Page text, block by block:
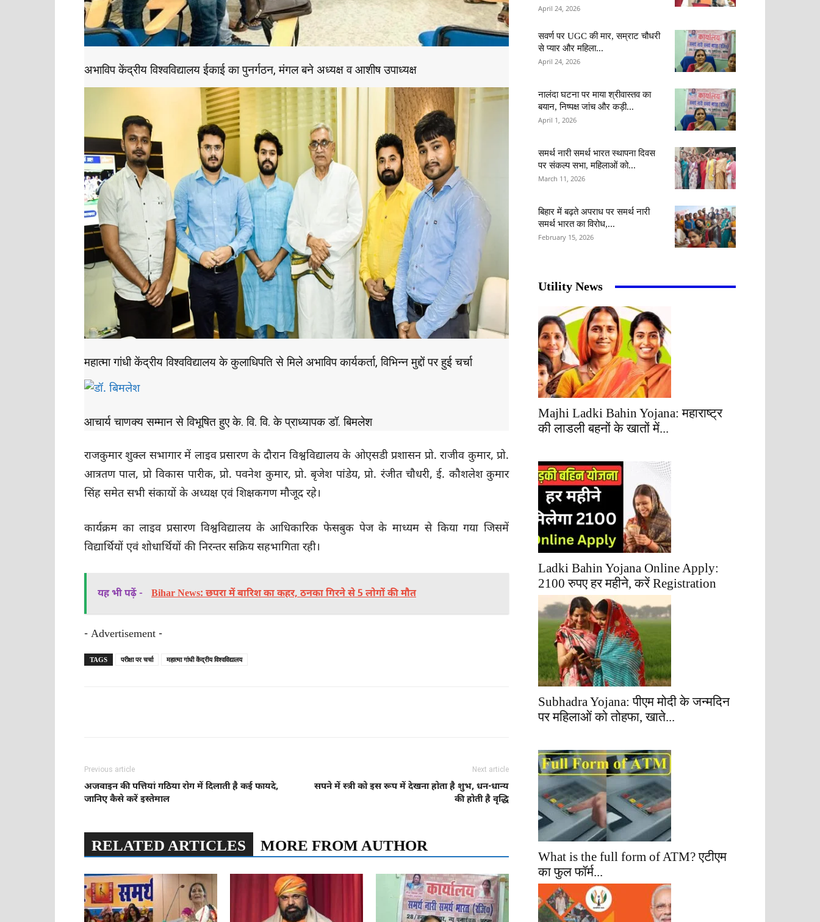
अभाविप केंद्रीय विश्वविद्यालय ईकाई का पुनर्गठन, मंगल बने अध्यक्ष व आशीष उपाध्यक्ष
महात्मा गांधी केंद्रीय विश्वविद्यालय के कुलाधिपति से मिले अभाविप कार्यकर्ता, विभिन्न मुद्दों पर हुई चर्चा
आचार्य चाणक्य सम्मान से विभूषित हुए के. वि. वि. के प्राध्यापक डॉ. बिमलेश
राजकुमार शुक्ल सभागार में लाइव प्रसारण के दौरान विश्वविद्यालय के ओएसडी प्रशासन प्रो. राजीव कुमार, प्रो.
आत्रतण पाल, प्रो विकास पारीक, प्रो. पवनेश कुमार, प्रो. बृजेश पांडेय, प्रो. रंजीत चौधरी, ई. कौशलेश कुमार
सिंह समेत सभी संकायों के अध्यक्ष एवं शिक्षकगण मौजूद रहे।
कार्यक्रम का लाइव प्रसारण विश्वविद्यालय के आधिकारिक फेसबुक पेज के माध्यम से किया गया जिसमें
विद्यार्थियों एवं शोधार्थियों की निरन्तर सक्रिय सहभागिता रही।
यह भी पढ़ें - Bihar News: छपरा में बारिश का कहर, ठनका गिरने से 5 लोगों की मौत
- Advertisement -
TAGS परीक्षा पर चर्चा महात्मा गांधी केंद्रीय विश्वविद्यालय
Previous article
अजवाइन की पत्तियां गठिया रोग में दिलाती है कई फायदे,
जानिए कैसे करें इस्तेमाल
Next article
सपने में स्त्री को इस रूप में देखना होता है शुभ, धन-धान्य
की होती है वृद्धि
RELATED ARTICLES MORE FROM AUTHOR
April 24, 2026
सवर्ण पर UGC की मार, सम्राट चौधरी
से प्यार और महिला...
April 24, 2026
नालंदा घटना पर माया श्रीवास्तव का
बयान, निष्पक्ष जांच और कड़ी...
April 1, 2026
समर्थ नारी समर्थ भारत स्थापना दिवस
पर संकल्प सभा, महिलाओं को...
March 11, 2026
बिहार में बढ़ते अपराध पर समर्थ नारी
समर्थ भारत का विरोध,...
February 15, 2026
Utility News
Majhi Ladki Bahin Yojana: महाराष्ट्र
की लाडली बहनों के खातों में...
Ladki Bahin Yojana Online Apply:
2100 रुपए हर महीने, करें Registration
Subhadra Yojana: पीएम मोदी के जन्मदिन
पर महिलाओं को तोहफा, खाते...
What is the full form of ATM? एटीएम
का फुल फॉर्म...